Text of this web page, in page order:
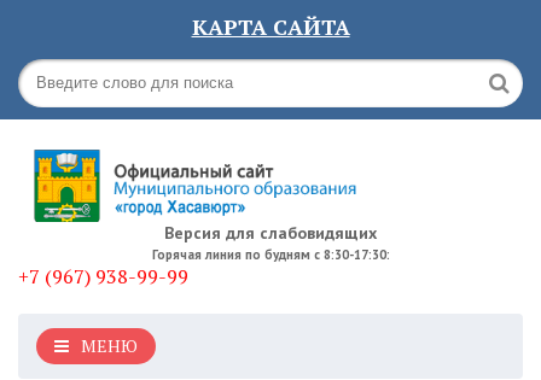
КАРТА САЙТА
Версия для слабовидящих
Горячая линия по будням с 8:30-17:30:
+7 (967) 938-99-99
МЕНЮ